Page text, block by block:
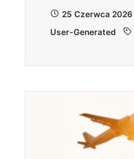
25 Czerwca 2026
User-Generated